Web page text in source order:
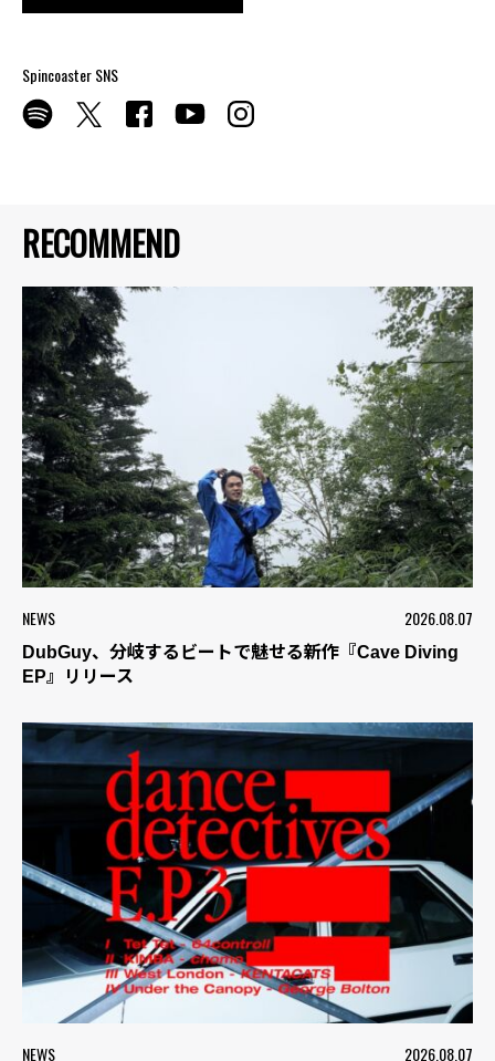
RECOMMEND
NEWS 2026.08.07
DubGuy、分岐するビートで魅せる新作『Cave Diving
EP』リリース
NEWS 2026.08.07
Spincoaster SNS